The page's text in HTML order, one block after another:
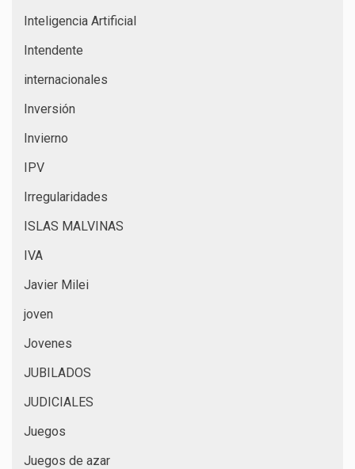
Inteligencia Artificial
Intendente
internacionales
Inversión
Invierno
IPV
Irregularidades
ISLAS MALVINAS
IVA
Javier Milei
joven
Jovenes
JUBILADOS
JUDICIALES
Juegos
Juegos de azar